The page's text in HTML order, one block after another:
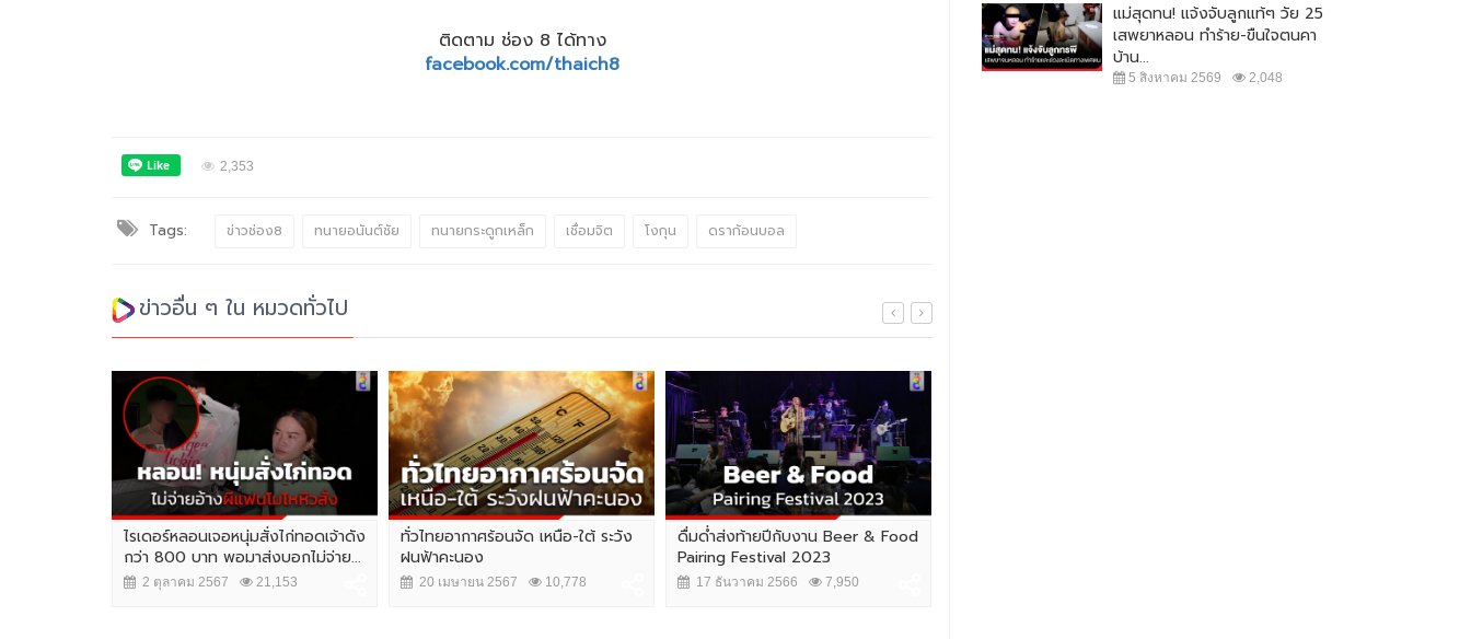
ติดตาม ช่อง 8 ได้ทาง
facebook.com/thaich8
2,353
Tags: ข่าวช่อง8 ทนายอนันต์ชัย ทนายกระดูกเหล็ก เชื่อมจิต โงกุน ดราก้อนบอล
ข่าวอื่น ๆ ใน หมวดทั่วไป
ไรเดอร์หลอนเจอหนุ่มสั่งไก่ทอดเจ้าดัง
กว่า 800 บาท พอมาส่งบอกไม่จ่าย...
2 ตุลาคม 2567 21,153
ทั่วไทยอากาศร้อนจัด เหนือ-ใต้ ระวัง
ฝนฟ้าคะนอง
20 เมษายน 2567 10,778
ดื่มด่ำส่งท้ายปีกับงาน Beer & Food
Pairing Festival 2023
17 ธันวาคม 2566 7,950
แม่สุดทน! แจ้งจับลูกแท้ๆ วัย 25
เสพยาหลอน ทำร้าย-ขืนใจตนคา
บ้าน...
5 สิงหาคม 2569 2,048